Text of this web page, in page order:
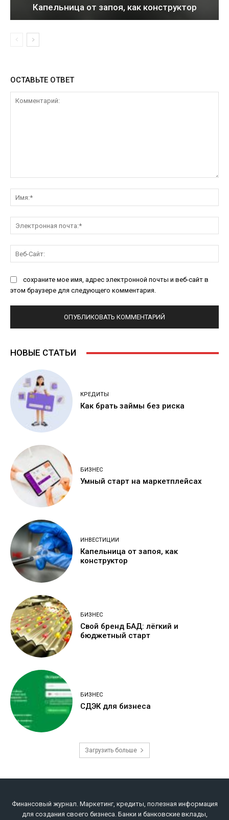
Капельница от запоя, как конструктор
ОСТАВЬТЕ ОТВЕТ
сохраните мое имя, адрес электронной почты и веб-сайт в
этом браузере для следующего комментария.
НОВЫЕ СТАТЬИ
КРЕДИТЫ
Как брать займы без риска
БИЗНЕС
Умный старт на маркетплейсах
ИНВЕСТИЦИИ
Капельница от запоя, как
конструктор
БИЗНЕС
Свой бренд БАД: лёгкий и
бюджетный старт
БИЗНЕС
СДЭК для бизнеса
Загрузить больше
Финансовый журнал. Маркетинг, кредиты, полезная информация
для создания своего бизнеса. Банки и банковские вклады,